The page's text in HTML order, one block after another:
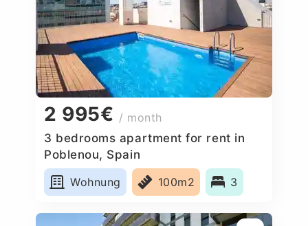
2 995€ / month
3 bedrooms apartment for rent in
Poblenou, Spain
Wohnung
100m2 3